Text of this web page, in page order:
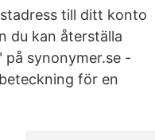
till ditt konto
du kan återställa
synonymer.se -
för en